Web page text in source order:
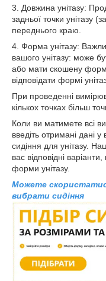
3. Довжина унітазу:
задньої точки унітазу
переднього краю.
4. Форма унітазу:
вашого унітазу: може
або мати скошену
відповідати формі
При проведенні
кількох точках більш
Коли ви матимете всі
введіть отримані дані у
сидіння для унітазу.
вас відповідні
форми унітазу.
Можете
вибрати сидіння